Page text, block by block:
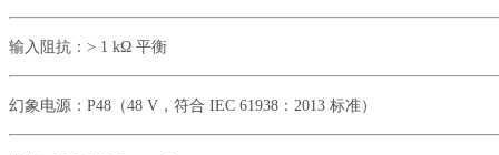
输入阻抗：> 1 kΩ 平衡
幻象电源：P48（48 V，符合 IEC 61938：2013 标准）